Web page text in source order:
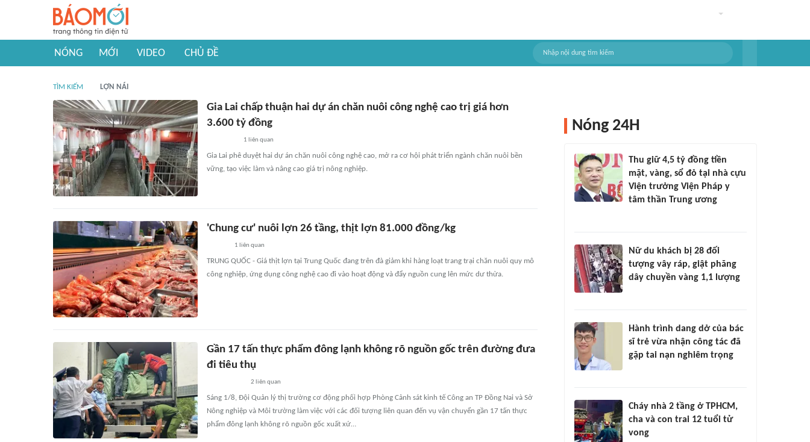
NÓNG MỚI VIDEO CHỦ ĐỀ
TÌM KIẾM LỢN NÁI
Gia Lai chấp thuận hai dự án chăn nuôi công nghệ cao trị giá hơn
3.600 tỷ đồng
1 liên quan
Gia Lai phê duyệt hai dự án chăn nuôi công nghệ cao, mở ra cơ hội phát triển ngành chăn nuôi bền
vững, tạo việc làm và nâng cao giá trị nông nghiệp.
'Chung cư' nuôi lợn 26 tầng, thịt lợn 81.000 đồng/kg
1 liên quan
TRUNG QUỐC - Giá thịt lợn tại Trung Quốc đang trên đà giảm khi hàng loạt trang trại chăn nuôi quy mô
công nghiệp, ứng dụng công nghệ cao đi vào hoạt động và đẩy nguồn cung lên mức dư thừa.
Gần 17 tấn thực phẩm đông lạnh không rõ nguồn gốc trên đường đưa
đi tiêu thụ
2 liên quan
Sáng 1/8, Đội Quản lý thị trường cơ động phối hợp Phòng Cảnh sát kinh tế Công an TP Đồng Nai và Sở
Nông nghiệp và Môi trường làm việc với các đối tượng liên quan đến vụ vận chuyển gần 17 tấn thực
phẩm đông lạnh không rõ nguồn gốc xuất xứ…
Nóng 24H
Thu giữ 4,5 tỷ đồng tiền
mặt, vàng, sổ đỏ tại nhà cựu
Viện trưởng Viện Pháp y
tâm thần Trung ương
Nữ du khách bị 28 đối
tượng vây ráp, giật phăng
dây chuyền vàng 1,1 lượng
Hành trình dang dở của bác
sĩ trẻ vừa nhận công tác đã
gặp tai nạn nghiêm trọng
Cháy nhà 2 tầng ở TPHCM,
cha và con trai 12 tuổi tử
vong